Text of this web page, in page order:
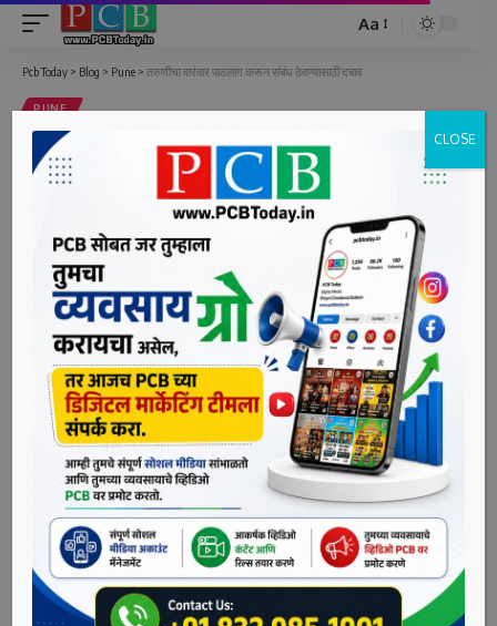
Font
Aa
Pcb Today > Blog > Pune > तरुणीचा वारंवार पाठलाग करून संबंध ठेवण्यासाठी दबाव
PUNE
तरुणीचा वारंवार पाठलाग करून संबंध
ठेवण्यासाठी दबाव
Last updated: June 15, 2022 3:15 pm
bpcauthor
1 Min Read
हिंजवडी, दि. १५ (पीसीबी) – तरुणीचा कॉलेजमध्ये आणि इतर ठिकाणी
पाठलाग करून संबंध ठेवण्यासाठी तरुणाने तिच्यावर दबाव टाकला.
याप्रकरणी तरुणाच्या विरोधात गुन्हा दाखल करण्यात आला आहे. ही
घटना जानेवारी 2022 ते 14 जून 2022 या कालावधीत ताथवडे आणि
हिंजवडी परिसरात घडली.
याबाबत पीडित तरुणीने हिंजवडी पोलीस ठाण्यात फिर्याद दिली आहे.
त्यानुसार अजिंक्य सुनील काटे (पूर्ण नाव पत्ता माहिती नाही) याच्या
CLOSE